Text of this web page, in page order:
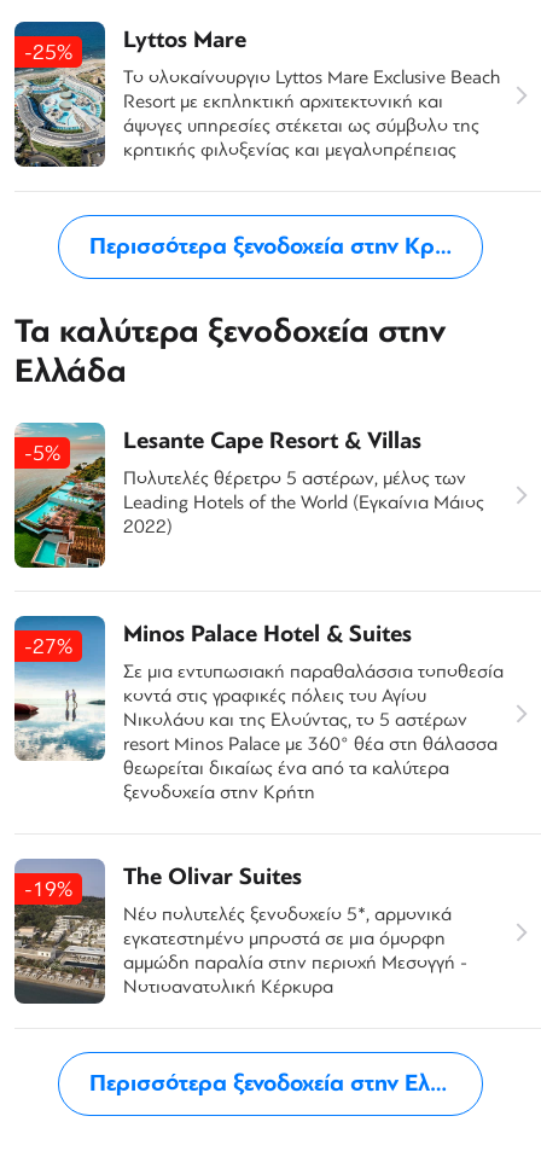
-25% Lyttos Mare
Το ολοκαίνουργιο Lyttos Mare Exclusive Beach
Resort με εκπληκτική αρχιτεκτονική και
άψογες υπηρεσίες στέκεται ως σύμβολο της
κρητικής φιλοξενίας και μεγαλοπρέπειας
Περισσότερα ξενοδοχεία στην Κρήτη
Τα καλύτερα ξενοδοχεία στην
Ελλάδα
-5% Lesante Cape Resort & Villas
Πολυτελές θέρετρο 5 αστέρων, μέλος των
Leading Hotels of the World (Εγκαίνια Μάιος
2022)
-27% Minos Palace Hotel & Suites
Σε μια εντυπωσιακή παραθαλάσσια τοποθεσία
κοντά στις γραφικές πόλεις του Αγίου
Νικολάου και της Ελούντας, το 5 αστέρων
resort Minos Palace με 360° θέα στη θάλασσα
θεωρείται δικαίως ένα από τα καλύτερα
ξενοδοχεία στην Κρήτη
-19% The Olivar Suites
Νέο πολυτελές ξενοδοχείο 5*, αρμονικά
εγκατεστημένο μπροστά σε μια όμορφη
αμμώδη παραλία στην περιοχή Μεσογγή -
Νοτιοανατολική Κέρκυρα
Περισσότερα ξενοδοχεία στην Ελλάδα